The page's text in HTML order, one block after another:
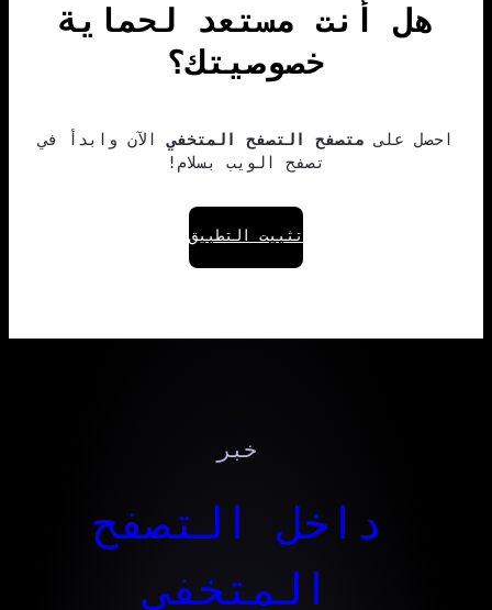
هل أنت مستعد لحماية
خصوصيتك؟
احصل على متصفح التصفح المتخفيالآن وابدأ في
تصفح الويب بسلام!
تثبيت التطبيق
خبر
داخل التصفح
المتخفي